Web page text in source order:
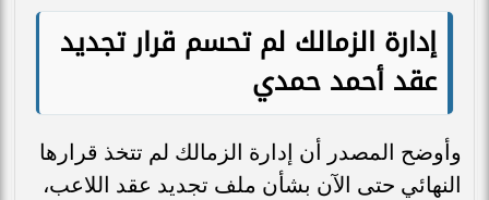
إدارة الزمالك لم تحسم قرار تجديد
عقد أحمد حمدي
وأوضح المصدر أن إدارة الزمالك لم تتخذ قرارها
النهائي حتى الآن بشأن ملف تجديد عقد اللاعب،